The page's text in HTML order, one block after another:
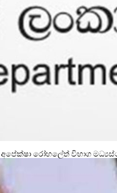
රෝහලේත් විභාග